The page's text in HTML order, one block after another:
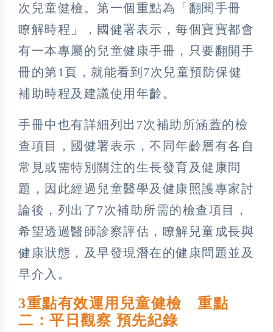
次兒童健檢。第一個重點為「翻閱手冊
瞭解時程」，國健署表示，每個寶寶都會
有一本專屬的兒童健康手冊，只要翻開手
冊的第1頁，就能看到7次兒童預防保健
補助時程及建議使用年齡。
手冊中也有詳細列出7次補助所涵蓋的檢
查項目，國健署表示，不同年齡層有各自
常見或需特別關注的生長發育及健康問
題，因此經過兒童醫學及健康照護專家討
論後，列出了7次補助所需的檢查項目，
希望透過醫師診察評估，瞭解兒童成長與
健康狀態，及早發現潛在的健康問題並及
早介入。
3重點有效運用兒童健檢 重點
二：平日觀察 預先紀錄